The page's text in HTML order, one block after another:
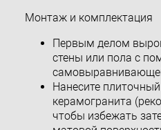
Монтаж и комплектация
Первым делом
стены или пола с
Нанесите
керамогранита
чтобы избежать